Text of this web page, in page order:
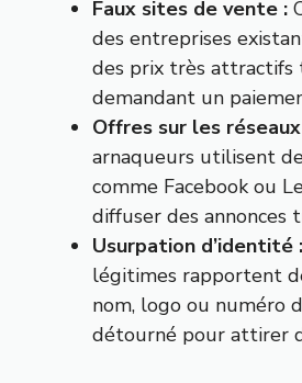
Faux sites de vente :
des entreprises
des prix très attractifs
demandant un
Offres sur les
arnaqueurs utilisent
comme Facebook ou
diffuser des annonces
Usurpation d’identité :
légitimes rapportent
nom, logo ou numéro
détourné pour attirer